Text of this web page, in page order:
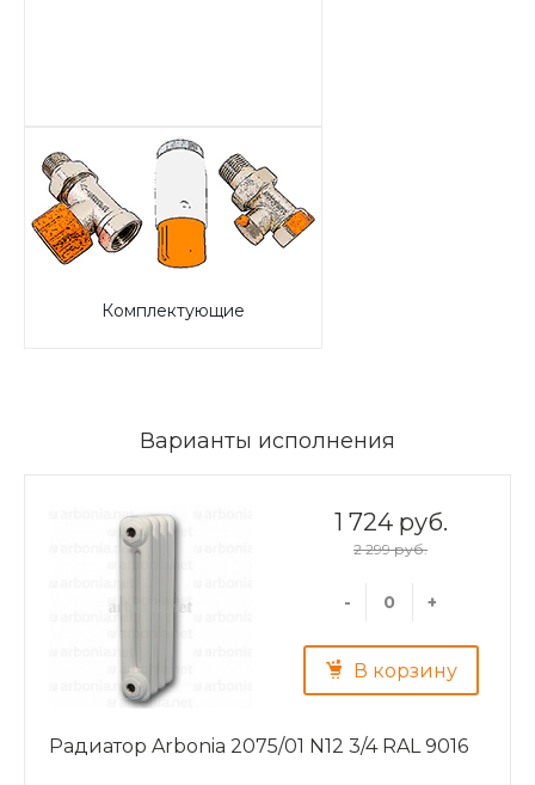
Комплектующие
Варианты исполнения
1 724 руб.
2 299 руб.
- +
В корзину
Радиатор Arbonia 2075/01 N12 3/4 RAL 9016